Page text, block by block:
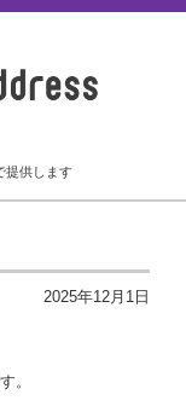
提供します
2025年12月1日
。